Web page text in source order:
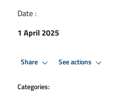
Date :
1 April 2025
Share See actions
Categories: